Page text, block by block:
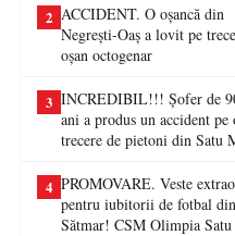
fraude de proporții
2 ACCIDENT. O oșancă din
Negrești-Oaș a lovit pe
oșan octogenar
3 INCREDIBIL!!! Șofer de
ani a produs un accident pe
trecere de pietoni din Satu
4 PROMOVARE. Veste
pentru iubitorii de fotbal din
Sătmar! CSM Olimpia Satu